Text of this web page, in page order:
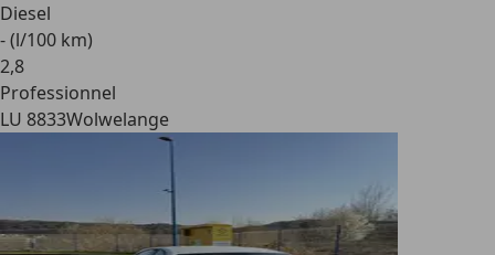
Diesel
- (l/100 km)
2,8
Professionnel
LU 8833Wolwelange